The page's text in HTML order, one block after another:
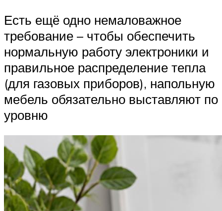
Есть ещё одно немаловажное
требование – чтобы обеспечить
нормальную работу электроники и
правильное распределение тепла
(для газовых приборов), напольную
мебель обязательно выставляют по
уровню